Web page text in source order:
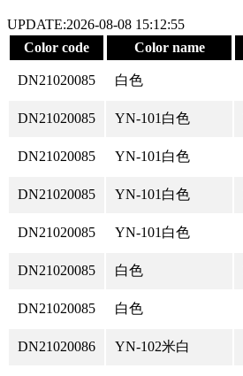
UPDATE:2026-08-08 15:12:55
Color code
Color name
DN21020085 白色
DN21020085 YN-101白色
DN21020085 YN-101白色
DN21020085 YN-101白色
DN21020085 YN-101白色
DN21020085 白色
DN21020085 白色
DN21020086 YN-102米白